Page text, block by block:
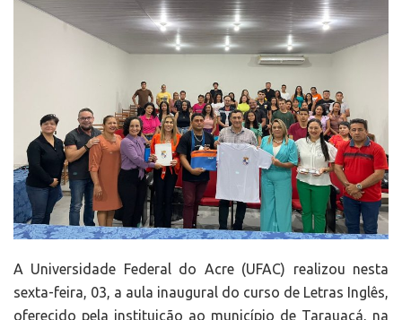
A Universidade Federal do Acre (UFAC) realizou nesta
sexta-feira, 03, a aula inaugural do curso de Letras Inglês,
oferecido pela instituição ao município de Tarauacá, na